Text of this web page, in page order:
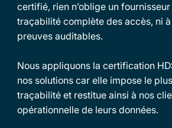
certifié, rien n’oblige un
traçabilité complète des accès, ni
preuves auditables.
Nous appliquons la certification
nos solutions car elle impose le
traçabilité et restitue ainsi à nos
opérationnelle de leurs données.